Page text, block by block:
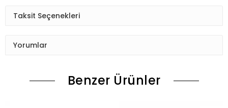
Taksit Seçenekleri
Yorumlar
Benzer Ürünler